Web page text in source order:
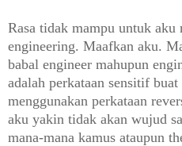
Rasa tidak mampu untuk aku
engineering. Maafkan aku.
babal engineer mahupun
adalah perkataan sensitif
menggunakan perkataan
aku yakin tidak akan wujud
mana-mana kamus ataupun